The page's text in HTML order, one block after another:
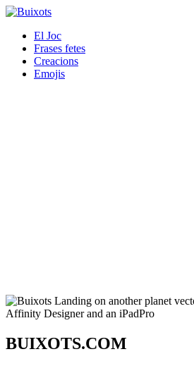
El Joc
Frases fetes
Creacions
Emojis
BUIXOTS.COM